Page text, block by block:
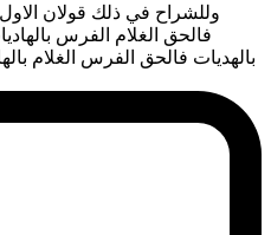
وللشراح في ذلك قولان الاول
فالحق الغلام الفرس
بالهديات فالحق الفرس الغلام